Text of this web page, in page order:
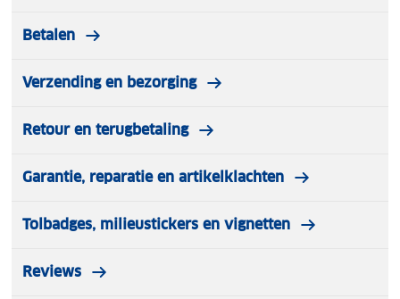
Betalen
Verzending en bezorging
Retour en terugbetaling
Garantie, reparatie en artikelklachten
Tolbadges, milieustickers en vignetten
Reviews